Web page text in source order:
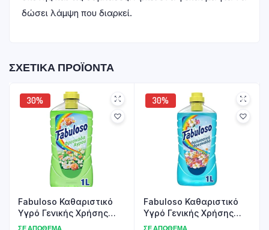
δώσει λάμψη που διαρκεί.
ΣΧΕΤΙΚΆ ΠΡΟΪΌΝΤΑ
30%
Fabuloso Καθαριστικό
Υγρό Γενικής Χρήσης
Φρεσκάδα Αγρού 1lt
30%
Fabuloso Καθαριστικό
Υγρό Γενικής Χρήσης
Θαλασσινή Φρεσκάδα